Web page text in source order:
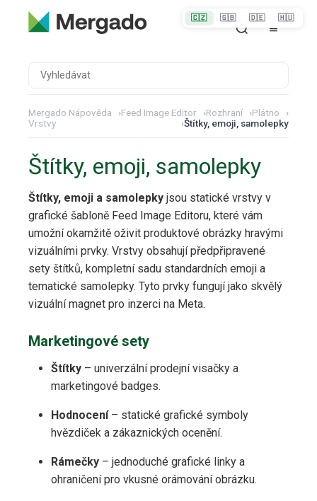
Mergado Nápověda ›Feed Image Editor ›Rozhraní ›Plátno
›
Vrstvy
›Štítky, emoji, samolepky
Štítky, emoji, samolepky
Štítky, emoji a samolepky jsou statické vrstvy v
grafické šabloně Feed Image Editoru, které vám
umožní okamžitě oživit produktové obrázky hravými
vizuálními prvky. Vrstvy obsahují předpřipravené
sety štítků, kompletní sadu standardních emoji a
tematické samolepky. Tyto prvky fungují jako skvělý
vizuální magnet pro inzerci na Meta.
Marketingové sety
Štítky – univerzální prodejní visačky a
marketingové badges.
Hodnocení– statické grafické symboly
hvězdiček a zákaznických ocenění.
Rámečky – jednoduché grafické linky a
ohraničení pro vkusné orámování obrázku.
🇨🇿 🇬🇧 🇩🇪 🇭🇺